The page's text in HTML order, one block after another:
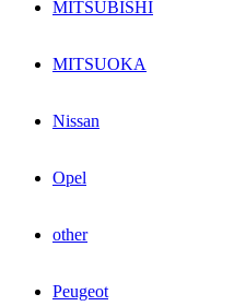
MITSUBISHI
MITSUOKA
Nissan
Opel
other
Peugeot